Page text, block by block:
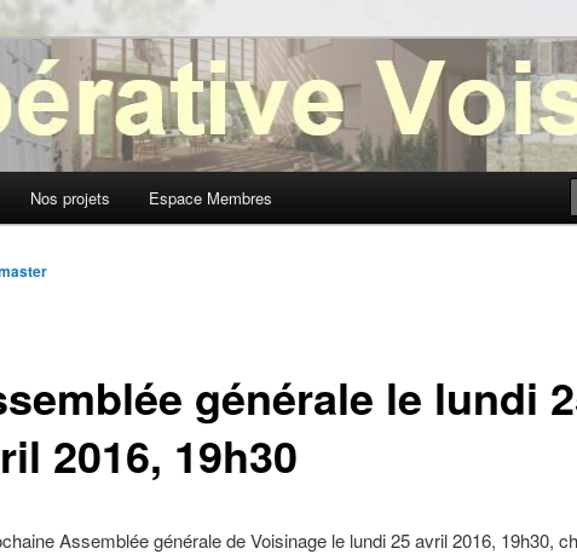
Nos projets Espace Membres
générale le lundi
2016, 19h30
Assemblée générale de Voisinage le lundi 25 avril 2016, 19h30,